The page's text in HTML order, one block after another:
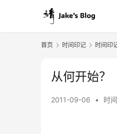
首页 时间印记 时间印
从何开始？
2011-09-06 • 时